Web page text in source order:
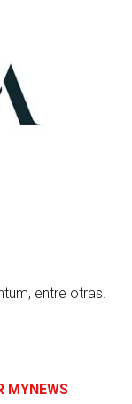
entre otras.
MYNEWS